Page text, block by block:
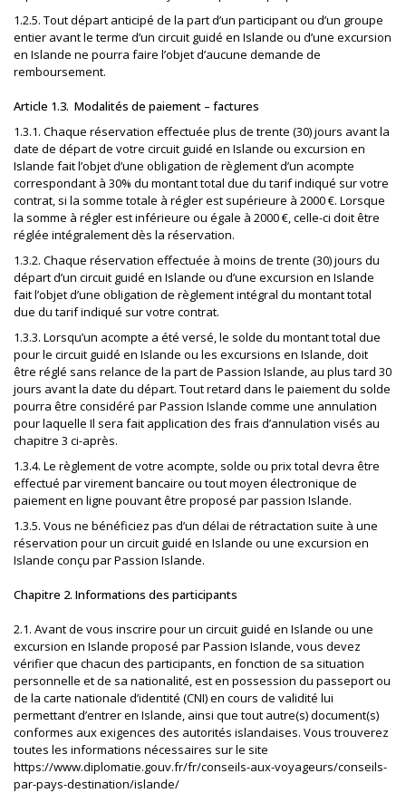
1.2.5. Tout départ anticipé de la part d’un participant ou d’un groupe
entier avant le terme d’un circuit guidé en Islande ou d’une excursion
en Islande ne pourra faire l’objet d’aucune demande de
remboursement.
Article 1.3. Modalités de paiement – factures
1.3.1. Chaque réservation effectuée plus de trente (30) jours avant la
date de départ de votre circuit guidé en Islande ou excursion en
Islande fait l’objet d’une obligation de règlement d’un acompte
correspondant à 30% du montant total due du tarif indiqué sur votre
contrat, si la somme totale à régler est supérieure à 2000 €. Lorsque
la somme à régler est inférieure ou égale à 2000 €, celle-ci doit être
réglée intégralement dès la réservation.
1.3.2. Chaque réservation effectuée à moins de trente (30) jours du
départ d’un circuit guidé en Islande ou d’une excursion en Islande
fait l’objet d’une obligation de règlement intégral du montant total
due du tarif indiqué sur votre contrat.
1.3.3. Lorsqu’un acompte a été versé, le solde du montant total due
pour le circuit guidé en Islande ou les excursions en Islande, doit
être réglé sans relance de la part de Passion Islande, au plus tard 30
jours avant la date du départ. Tout retard dans le paiement du solde
pourra être considéré par Passion Islande comme une annulation
pour laquelle Il sera fait application des frais d’annulation visés au
chapitre 3 ci-après.
1.3.4. Le règlement de votre acompte, solde ou prix total devra être
effectué par virement bancaire ou tout moyen électronique de
paiement en ligne pouvant être proposé par passion Islande.
1.3.5. Vous ne bénéficiez pas d’un délai de rétractation suite à une
réservation pour un circuit guidé en Islande ou une excursion en
Islande conçu par Passion Islande.
Chapitre 2. Informations des participants
2.1. Avant de vous inscrire pour un circuit guidé en Islande ou une
excursion en Islande proposé par Passion Islande, vous devez
vérifier que chacun des participants, en fonction de sa situation
personnelle et de sa nationalité, est en possession du passeport ou
de la carte nationale d’identité (CNI) en cours de validité lui
permettant d’entrer en Islande, ainsi que tout autre(s) document(s)
conformes aux exigences des autorités islandaises. Vous trouverez
toutes les informations nécessaires sur le site
https://www.diplomatie.gouv.fr/fr/conseils-aux-voyageurs/conseils-
par-pays-destination/islande/